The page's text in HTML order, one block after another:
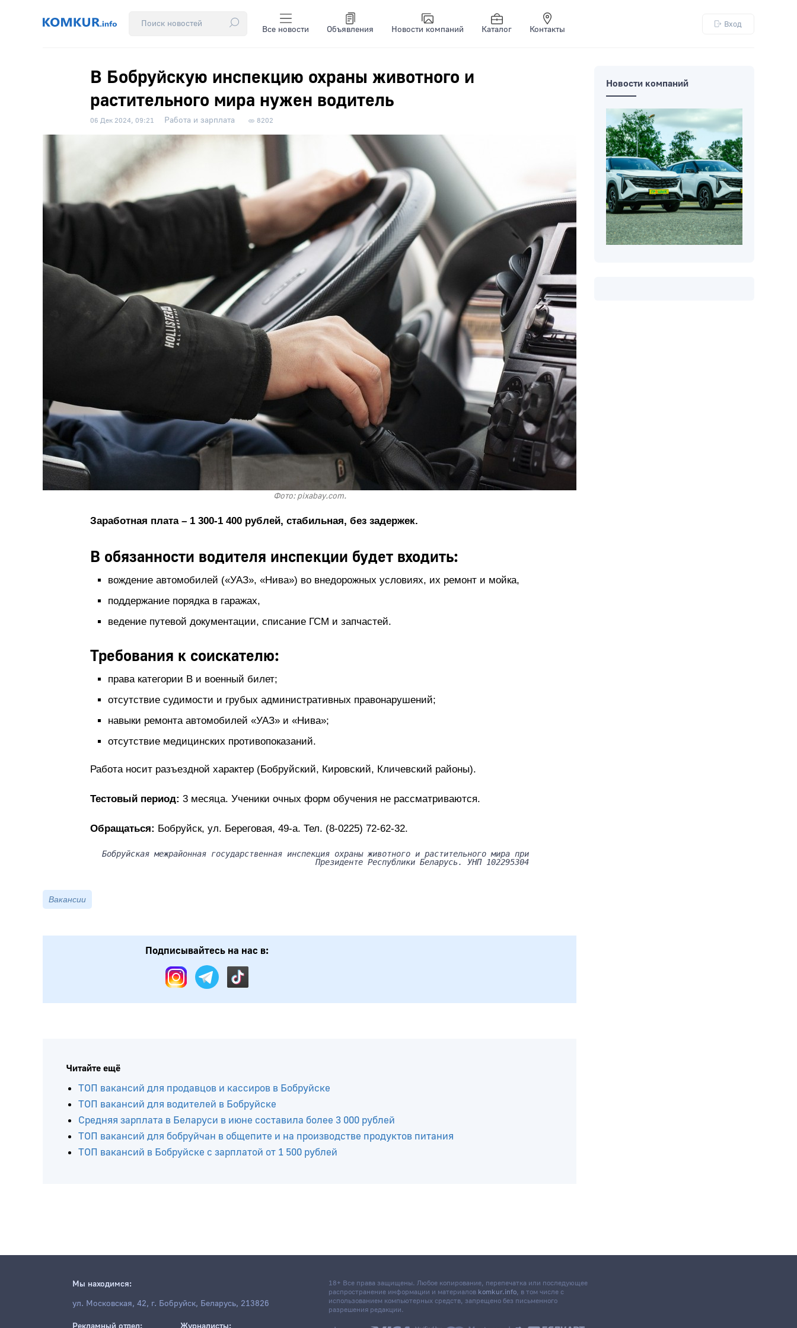
Все новости Объявления Новости компаний Каталог Контакты
Вход
В Бобруйскую инспекцию охраны животного и
растительного мира нужен водитель
06 Дек 2024, 09:21 Работа и зарплата 8202
Фото: pixabay.com.
Заработная плата – 1 300-1 400 рублей, стабильная, без задержек.
В обязанности водителя инспекции будет входить:
вождение автомобилей («УАЗ», «Нива») во внедорожных условиях, их ремонт и мойка,
поддержание порядка в гаражах,
ведение путевой документации, списание ГСМ и запчастей.
Требования к соискателю:
права категории B и военный билет;
отсутствие судимости и грубых административных правонарушений;
навыки ремонта автомобилей «УАЗ» и «Нива»;
отсутствие медицинских противопоказаний.
Работа носит разъездной характер (Бобруйский, Кировский, Кличевский районы).
Тестовый период: 3 месяца. Ученики очных форм обучения не рассматриваются.
Обращаться: Бобруйск, ул. Береговая, 49-а. Тел. (8-0225) 72-62-32.
Бобруйская межрайонная государственная инспекция охраны животного и растительного мира при
Президенте Республики Беларусь. УНП 102295304
Вакансии
Подписывайтесь на нас в:
Читайте ещё
ТОП вакансий для продавцов и кассиров в Бобруйске
ТОП вакансий для водителей в Бобруйске
Новости компаний